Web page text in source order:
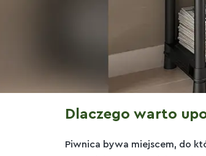
Dlaczego warto
Piwnica bywa miejscem, do